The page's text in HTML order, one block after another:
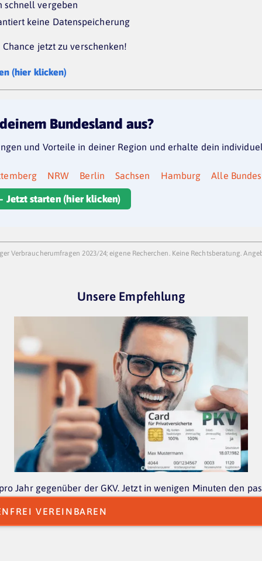
schnell vergeben
keine Datenspeicherung
jetzt zu verschenken!
(hier klicken)
deinem Bundesland aus?
und Vorteile in deiner Region und erhalte dein
NRW Berlin Sachsen Hamburg Alle
Jetzt starten (hier klicken)
Verbraucherumfragen 2023/24; eigene Recherchen. Keine Rechtsberatung.
Unsere Empfehlung
Jahr gegenüber der GKV. Jetzt in wenigen Minuten den
VEREINBAREN